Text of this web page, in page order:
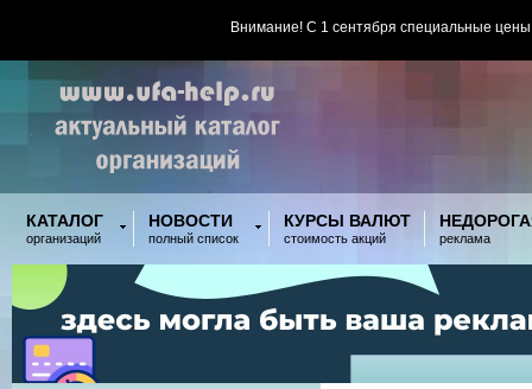
Внимание! С 1 сентября специальные
КАТАЛОГ
организаций
НОВОСТИ
полный список
КУРСЫ ВАЛЮТ
стоимость акций реклама